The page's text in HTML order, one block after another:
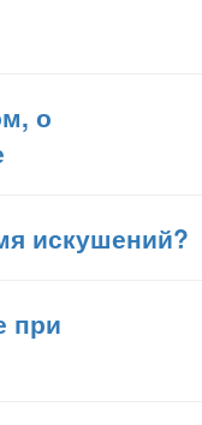
о
искушений?
при